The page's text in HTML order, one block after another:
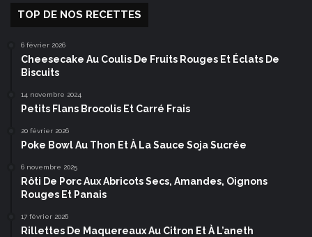
TOP DE NOS RECETTES
6 février 2026
Cheesecake Au Coulis De Fruits Rouges Et Éclats De
Biscuits
14 novembre 2024
Petits Flans Brocolis Et Carré Frais
20 février 2026
Poke Bowl Au Thon Et À La Sauce Soja Sucrée
6 novembre 2025
Rôti De Porc Aux Abricots Secs, Amandes, Oignons
Rouges Et Panais
17 février 2026
Rillettes De Maquereaux Au Citron Et À L’aneth